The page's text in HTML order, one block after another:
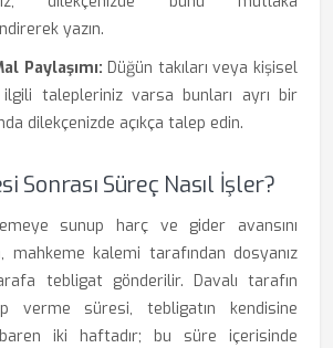
yazın.
Paylaşımı: Düğün takıları veya kişisel
talepleriniz varsa bunları ayrı bir
dilekçenizde açıkça talep edin.
Sonrası Süreç Nasıl İşler?
sunup harç ve gider avansını
mahkeme kalemi tarafından dosyanız
tebligat gönderilir. Davalı tarafın
verme süresi, tebligatın kendisine
iki haftadır; bu süre içerisinde